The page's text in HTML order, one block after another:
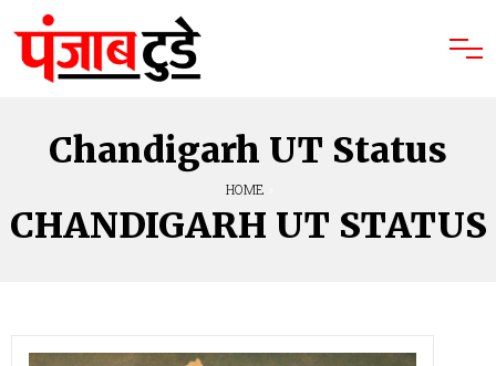
Chandigarh UT Status
HOME
CHANDIGARH UT STATUS